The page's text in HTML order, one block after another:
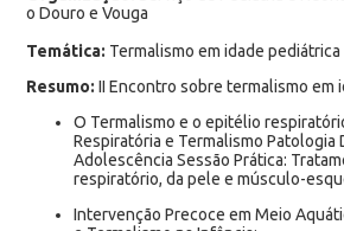
o Douro e Vouga
Temática: Termalismo em idade pediátrica
Resumo: II Encontro sobre termalismo em
O Termalismo e o epitélio
Respiratória e Termalismo Patologia
Adolescência Sessão Prática:
respiratório, da pele e músculo-
Intervenção Precoce em Meio